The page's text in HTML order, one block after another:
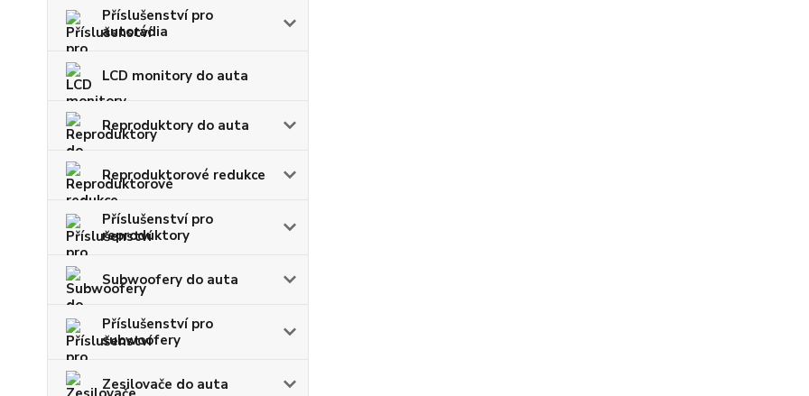
Příslušenství pro
autorádia
LCD monitory do auta
Reproduktory do auta
Reproduktorové redukce
Příslušenství pro
reproduktory
Subwoofery do auta
Příslušenství pro
subwoofery
Zesilovače do auta